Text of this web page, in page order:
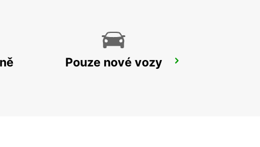
AIRPORTPouze nové vozy